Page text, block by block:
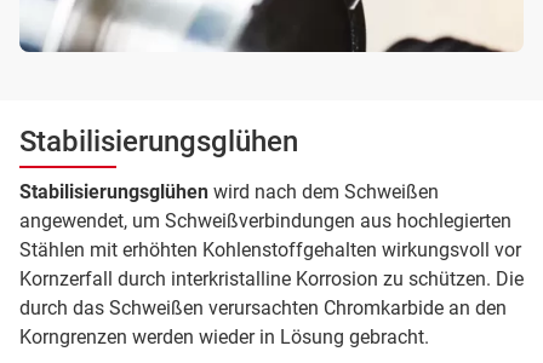
Stabilisierungsglühen
Stabilisierungsglühen wird nach dem Schweißen
angewendet, um Schweißverbindungen aus hochlegierten
Stählen mit erhöhten Kohlenstoffgehalten wirkungsvoll vor
Kornzerfall durch interkristalline Korrosion zu schützen. Die
durch das Schweißen verursachten Chromkarbide an den
Korngrenzen werden wieder in Lösung gebracht.